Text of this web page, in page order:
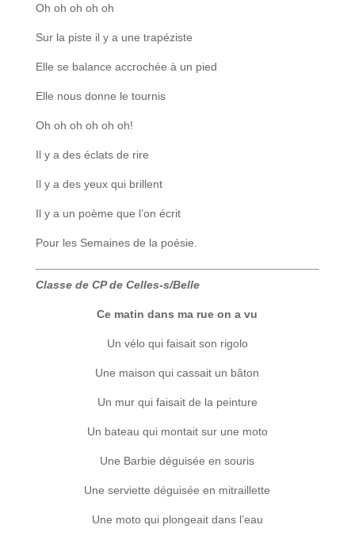
Oh oh oh oh oh
Sur la piste il y a une trapéziste
Elle se balance accrochée à un pied
Elle nous donne le tournis
Oh oh oh oh oh oh!
Il y a des éclats de rire
Il y a des yeux qui brillent
Il y a un poème que l’on écrit
Pour les Semaines de la poésie.
Classe de CP de Celles-s/Belle
Ce matin dans ma rue on a vu
Un vélo qui faisait son rigolo
Une maison qui cassait un bâton
Un mur qui faisait de la peinture
Un bateau qui montait sur une moto
Une Barbie déguisée en souris
Une serviette déguisée en mitraillette
Une moto qui plongeait dans l’eau